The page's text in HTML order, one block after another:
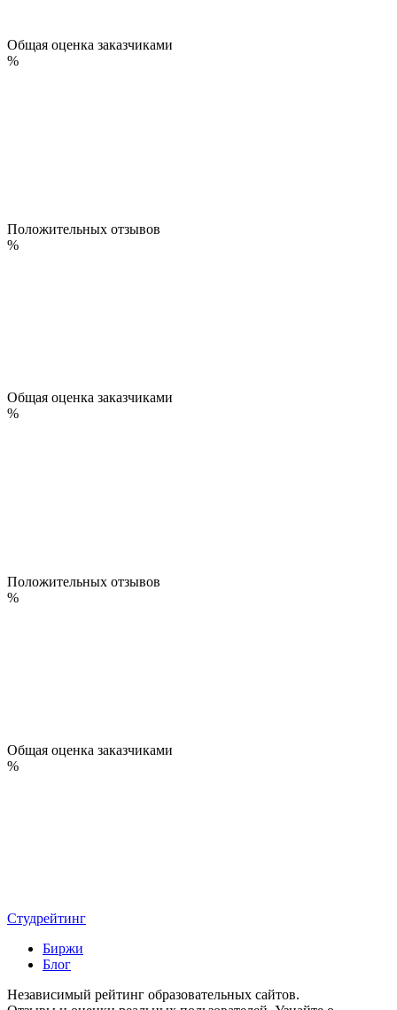
Общая оценка заказчиками
%
Положительных отзывов
%
Общая оценка заказчиками
%
Положительных отзывов
%
Общая оценка заказчиками
%
Студрейтинг
Биржи
Блог
Независимый рейтинг образовательных сайтов.